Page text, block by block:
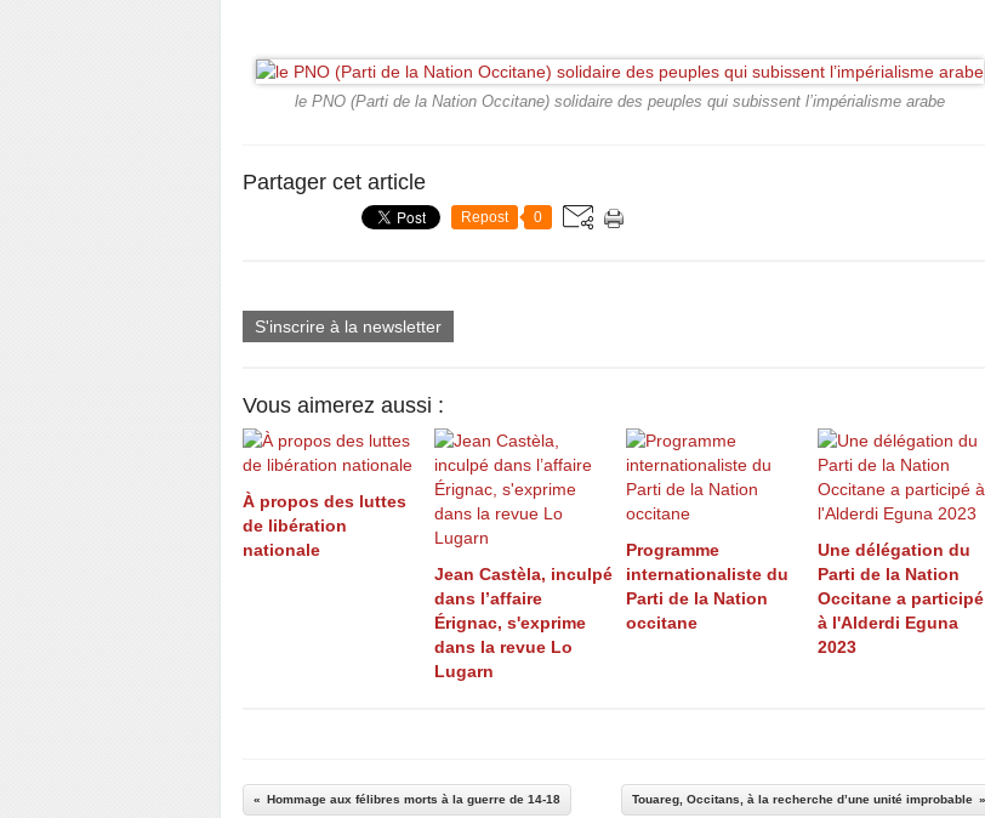
le PNO (Parti de la Nation Occitane) solidaire des peuples qui subissent l’impérialisme arabe
Partager cet article
Repost 0
S'inscrire à la newsletter
Vous aimerez aussi :
À propos des luttes
de libération
nationale
Jean Castèla, inculpé
dans l’affaire
Érignac, s'exprime
dans la revue Lo
Lugarn
Programme
internationaliste du
Parti de la Nation
occitane
Une délégation du
Parti de la Nation
Occitane a participé
à l'Alderdi Eguna
2023
Hommage aux félibres morts à la guerre de 14-18 Touareg, Occitans, à la recherche d’une unité improbable